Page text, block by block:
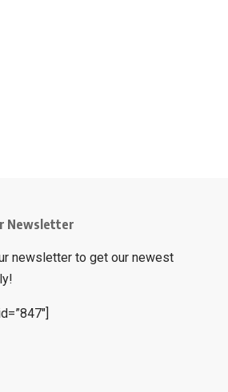
Newsletter
newsletter to get our newest